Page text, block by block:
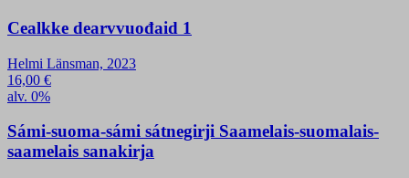
Cealkke dearvvuođaid 1
Helmi Länsman, 2023
16,00 €
alv. 0%
Sámi-suoma-sámi sátnegirji Saamelais-suomalais-
saamelais sanakirja